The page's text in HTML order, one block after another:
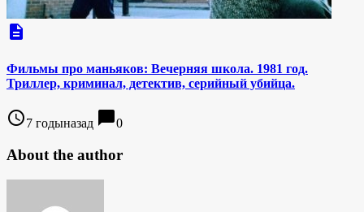
description
Фильмы про маньяков: Вечерняя школа. 1981 год.
Триллер, криминал, детектив, серийный убийца.
access_time7 годыназад chat_bubble0
About the author